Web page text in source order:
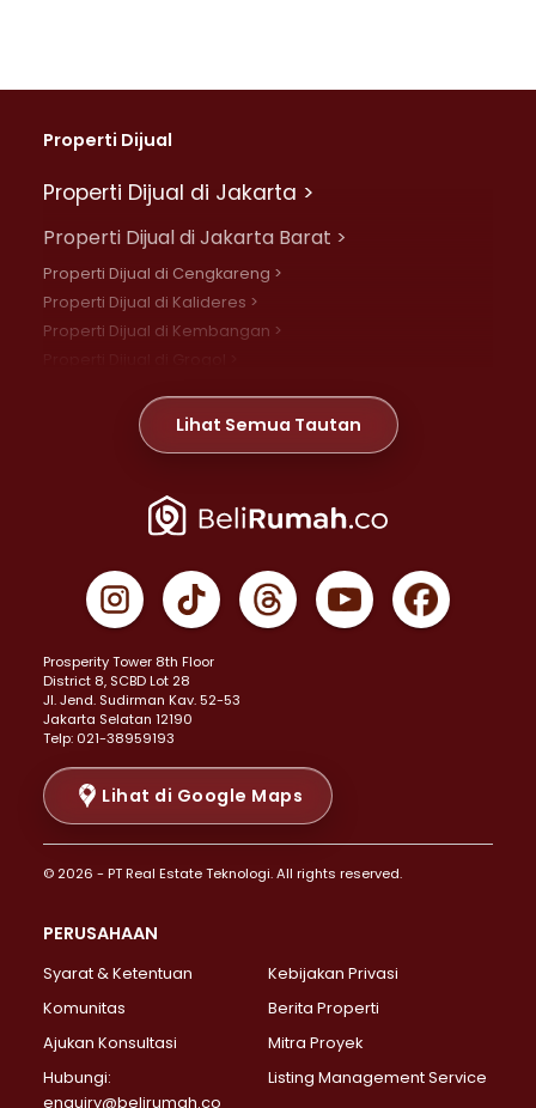
Properti Dijual
Properti Dijual di Jakarta >
Properti Dijual di Jakarta Barat >
Properti Dijual di Cengkareng >
Properti Dijual di Kalideres >
Properti Dijual di Kembangan >
Properti Dijual di Meruya >
Properti Dijual di Jelambar >
Properti Dijual di Jakarta Pusat >
Properti Dijual di Gambir >
Properti Dijual di Johar Baru >
Properti Dijual di Menteng >
Properti Dijual di Senen >
Properti Dijual di Tanah Abang >
Properti Dijual di Cikini >
Properti Dijual di Kramat >
Properti Dijual di Pasar Baru >
Properti Dijual di Bendungan Hilir >
Properti Dijual di Jakarta Selatan >
Properti Dijual di Lebak Bulus >
Properti Dijual di Gandaria Selatan >
Properti Dijual di Pondok Labu >
Properti Dijual di Lenteng Agung >
Lihat Semua Tautan
Prosperity Tower 8th Floor
District 8, SCBD Lot 28
JI. Jend. Sudirman Kav. 52-53
Jakarta Selatan 12190
Telp: 021-38959193
Lihat di Google Maps
© 2026 - PT Real Estate Teknologi. All rights reserved.
PERUSAHAAN
Syarat & Ketentuan
Kebijakan Privasi
Komunitas
Berita Properti
Ajukan Konsultasi
Mitra Proyek
Hubungi:
enquiry@belirumah.co
Listing Management Service